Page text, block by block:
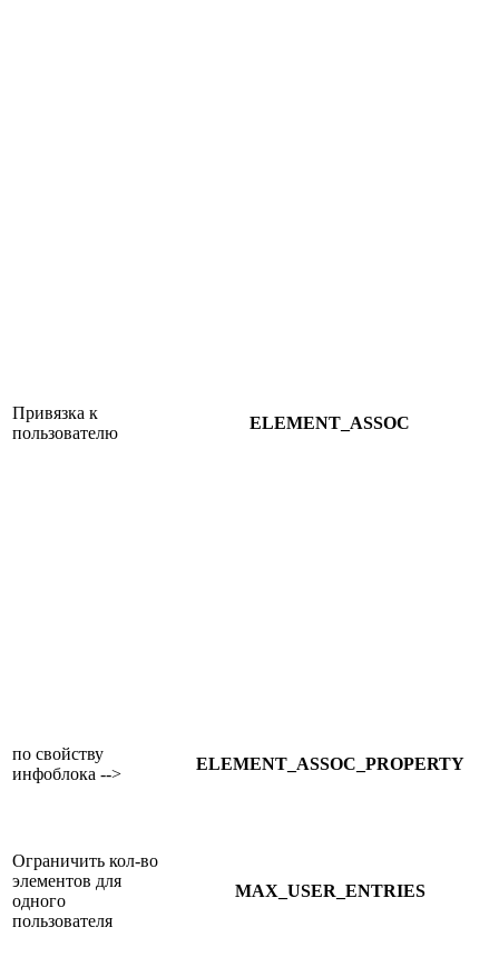
Привязка к
пользователю
ELEMENT_ASSOC
по свойству
инфоблока -->
ELEMENT_ASSOC_PROPERTY
Ограничить кол-во
элементов для
одного
пользователя
MAX_USER_ENTRIES